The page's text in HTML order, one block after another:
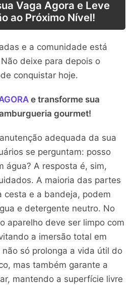
Vaga Agora e Leve
ao Próximo Nível!
e a comunidade está
deixe para depois o
conquistar hoje.
e transforme sua
gourmet!
adequada da sua
se perguntam: posso
água? A resposta é, sim,
A maioria das partes
cesta e a bandeja, podem
e detergente neutro. No
aparelho deve ser limpo com
a imersão total em
não só prolonga a vida útil do
mas também garante a
mantendo a superfície livre